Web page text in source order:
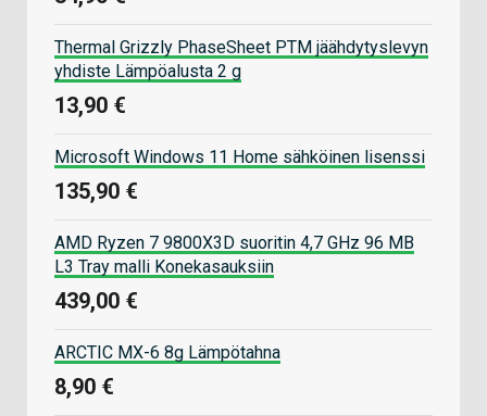
Thermal Grizzly PhaseSheet PTM jäähdytyslevyn
yhdiste Lämpöalusta 2 g
13,90 €
Microsoft Windows 11 Home sähköinen lisenssi
135,90 €
AMD Ryzen 7 9800X3D suoritin 4,7 GHz 96 MB
L3 Tray malli Konekasauksiin
439,00 €
ARCTIC MX-6 8g Lämpötahna
8,90 €